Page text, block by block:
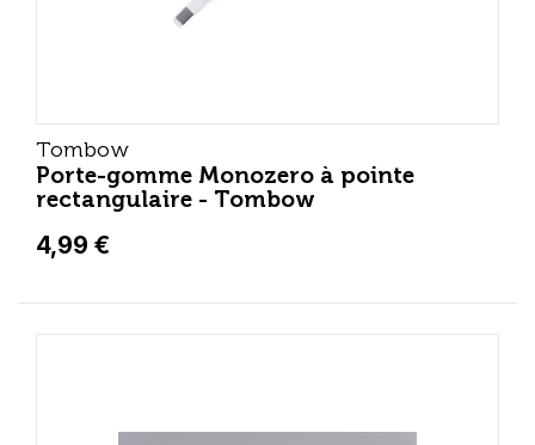
Tombow
Porte-gomme Monozero à pointe
rectangulaire - Tombow
4,99 €